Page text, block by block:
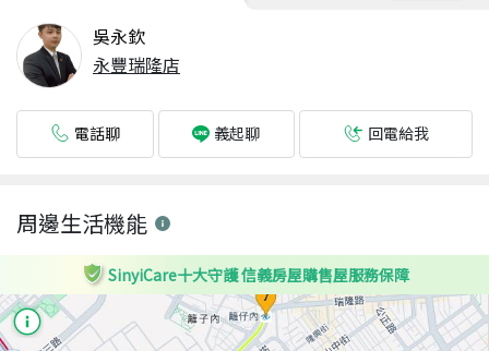
吳永欽
永豐瑞隆店
電話聊 義起聊 回電給我
周邊生活機能
SinyiCare十大守護 信義房屋購售屋服務保障